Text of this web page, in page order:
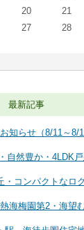
20 21
27 28
最新記事
知らせ（8/11～8/
自然豊か・4LDK戸
コンパクトなロ
海梅園第2・海望